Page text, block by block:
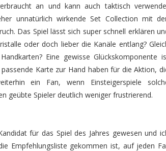
an und kann auch taktisch
unnatürlich wirkende Set Collection mit
Das Spiel lässt sich super schnell erklären
oder doch lieber die Kanäle entlang?
Eine gewisse Glückskomponente
Karte zur Hand haben für die Aktion,
ein Fan, wenn Einsteigerspiele
geübte Spieler deutlich weniger frustrierend.
für das Spiel des Jahres gewesen und
Empfehlungsliste gekommen ist, auf jeden